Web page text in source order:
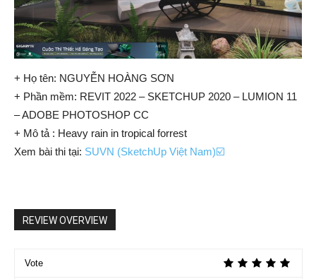
+ Họ tên: NGUYỄN HOÀNG SƠN
+ Phần mềm: REVIT 2022 – SKETCHUP 2020 – LUMION 11
– ADOBE PHOTOSHOP CC
+ Mô tả : Heavy rain in tropical forrest
Xem bài thi tại: SUVN (SketchUp Việt Nam)☑️
REVIEW OVERVIEW
Vote